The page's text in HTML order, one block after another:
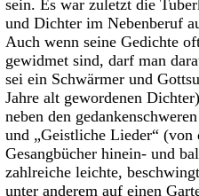
sein. Es war zuletzt die
und Dichter im Nebenberuf
Auch wenn seine Gedichte
gewidmet sind, darf man
sei ein Schwärmer und
Jahre alt gewordenen
neben den
und „Geistliche Lieder“ (von
Gesangbücher hinein- und
zahlreiche leichte,
unter anderem auf einen